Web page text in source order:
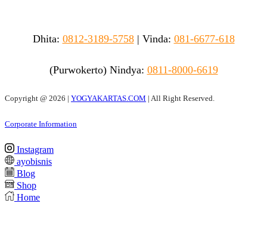
Dhita: 0812-3189-5758| Vinda: 081-6677-618
(Purwokerto) Nindya: 0811-8000-6619
Copyright @ 2026 | YOGYAKARTAS.COM | All Right Reserved.
Corporate Information
Instagram
ayobisnis
Blog
Shop
Home